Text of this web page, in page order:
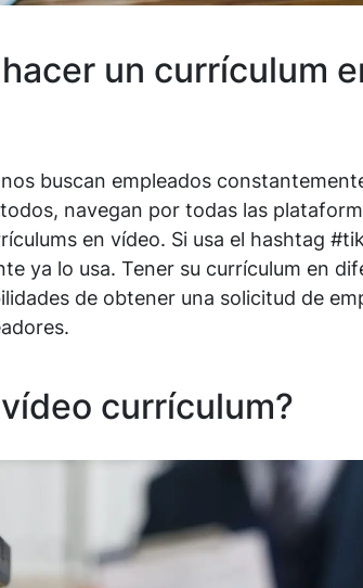
un currículum
buscan empleados
navegan por todas las
en vídeo. Si usa el hashtag
ya lo usa. Tener su currículum en
de obtener una solicitud de
currículum?